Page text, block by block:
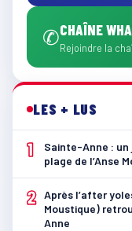
✆CHAÎNE
Rejoindre la
LES + LUS
1
Sainte-Anne : un
plage de l’Anse
2 Après l’after
Moustique)
Anne